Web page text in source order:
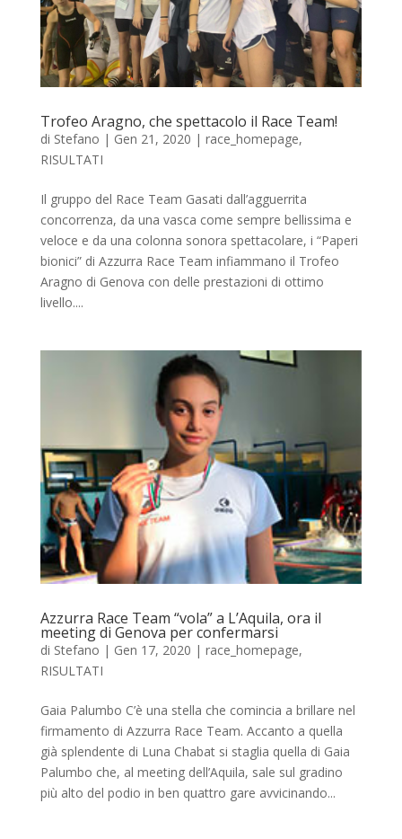
Trofeo Aragno, che spettacolo il Race Team!
di Stefano | Gen 21, 2020 | race_homepage,
RISULTATI
Il gruppo del Race Team Gasati dall’agguerrita
concorrenza, da una vasca come sempre bellissima e
veloce e da una colonna sonora spettacolare, i “Paperi
bionici” di Azzurra Race Team infiammano il Trofeo
Aragno di Genova con delle prestazioni di ottimo
livello....
Azzurra Race Team “vola” a L’Aquila, ora il
meeting di Genova per confermarsi
di Stefano | Gen 17, 2020 | race_homepage,
RISULTATI
Gaia Palumbo C’è una stella che comincia a brillare nel
firmamento di Azzurra Race Team. Accanto a quella
già splendente di Luna Chabat si staglia quella di Gaia
Palumbo che, al meeting dell’Aquila, sale sul gradino
più alto del podio in ben quattro gare avvicinando...